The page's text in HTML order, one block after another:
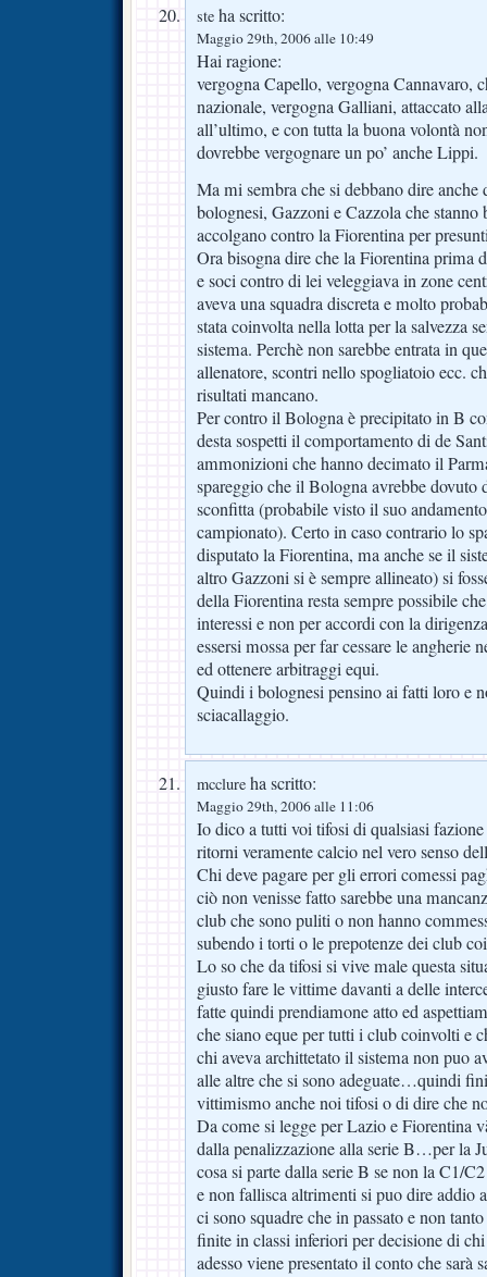
ste ha scritto:
Maggio 29th, 2006 alle 10:49
Hai ragione:
vergogna Capello, vergogna Cannavaro,
nazionale, vergogna Galliani, attaccato
all’ultimo, e con tutta la buona volontà
dovrebbe vergognare un po’ anche Lippi.
Ma mi sembra che si debbano dire anche
bolognesi, Gazzoni e Cazzola che stanno
accolgano contro la Fiorentina per
Ora bisogna dire che la Fiorentina prima
e soci contro di lei veleggiava in zone
aveva una squadra discreta e molto
stata coinvolta nella lotta per la salvezza
sistema. Perchè non sarebbe entrata in
allenatore, scontri nello spogliatoio ecc.
risultati mancano.
Per contro il Bologna è precipitato in B
desta sospetti il comportamento di de
ammonizioni che hanno decimato il
spareggio che il Bologna avrebbe dovuto
sconfitta (probabile visto il suo
campionato). Certo in caso contrario lo
disputato la Fiorentina, ma anche se il
altro Gazzoni si è sempre allineato) si
della Fiorentina resta sempre possibile
interessi e non per accordi con la
essersi mossa per far cessare le angherie
ed ottenere arbitraggi equi.
Quindi i bolognesi pensino ai fatti loro e
sciacallaggio.
mcclure ha scritto:
Maggio 29th, 2006 alle 11:06
Io dico a tutti voi tifosi di qualsiasi
ritorni veramente calcio nel vero senso
Chi deve pagare per gli errori comessi
ciò non venisse fatto sarebbe una
club che sono puliti o non hanno
subendo i torti o le prepotenze dei club
Lo so che da tifosi si vive male questa
giusto fare le vittime davanti a delle
fatte quindi prendiamone atto ed
che siano eque per tutti i club coinvolti e
chi aveva archittetato il sistema non puo
alle altre che si sono adeguate…quindi
vittimismo anche noi tifosi o di dire che
Da come si legge per Lazio e Fiorentina
dalla penalizzazione alla serie B…per la
cosa si parte dalla serie B se non la C1/
e non fallisca altrimenti si puo dire
ci sono squadre che in passato e non
finite in classi inferiori per decisione di
adesso viene presentato il conto che sarà